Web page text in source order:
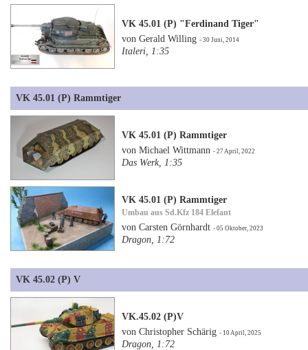
VK 45.01 (P) "Ferdinand Tiger"
von Gerald Willing- 30 Juni, 2014
Italeri, 1:35
VK 45.01 (P) Rammtiger
VK 45.01 (P) Rammtiger
von Michael Wittmann- 27 April, 2022
Das Werk, 1:35
VK 45.01 (P) Rammtiger
Umbau aus Sd.Kfz 184 Elefant
von Carsten Görnhardt- 05 Oktober, 2023
Dragon, 1:72
VK 45.02 (P) V
VK.45.02 (P)V
von Christopher Schärig- 10 April, 2025
Dragon, 1:72